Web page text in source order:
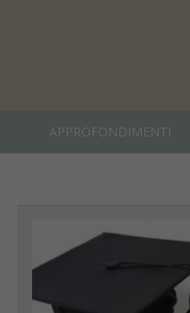
APPROFONDIMENTI